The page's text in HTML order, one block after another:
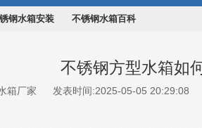
钢水箱安装 不锈钢水箱百科
不锈钢方型水箱如
箱厂家 发表时间:2025-05-05 20:29:08